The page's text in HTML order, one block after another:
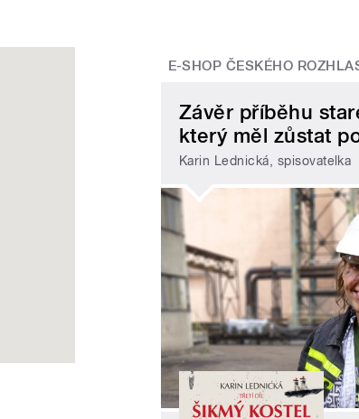
E-SHOP ČESKÉHO
Závěr příběhu
který měl zůstat
Karin Lednická, spisovatelka